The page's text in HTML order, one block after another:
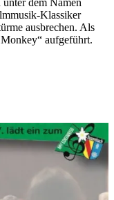
Klassiker
ausbrechen. Als
aufgeführt.